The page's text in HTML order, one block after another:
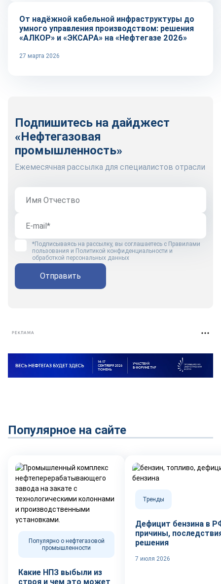
От надёжной кабельной инфраструктуры до
умного управления производством: решения
«АЛКОР» и «ЭКСАРА» на «Нефтегазе 2026»
27 марта 2026
Подпишитесь на дайджест
«Нефтегазовая
промышленность»
Ежемесячная рассылка для специалистов отрасли
*Подписываясь на рассылку, вы соглашаетесь с Правилами
пользования и Политикой конфиденциальности и
обработкой персональных данных
Отправить
РЕКЛАМА
Популярное на сайте
Популярно о нефтегазовой
промышленности
Какие НПЗ выбыли из
строя и чем это может
Тренды
Дефицит бензина в
причины,
решения
7 июля 2026